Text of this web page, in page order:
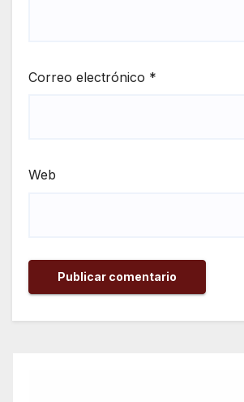
Correo electrónico *
Web